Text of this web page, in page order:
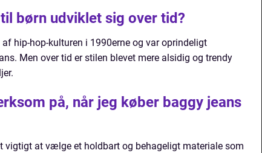
børn udviklet sig over tid?
hip-hop-kulturen i 1990erne og var oprindeligt
Men over tid er stilen blevet mere alsidig og trendy
på, når jeg køber baggy jeans
vigtigt at vælge et holdbart og behageligt materiale som